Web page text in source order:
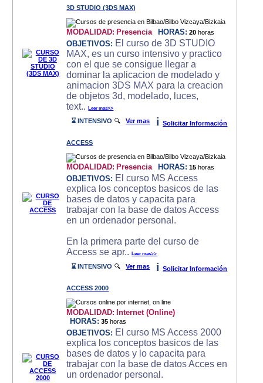
3D STUDIO (3DS MAX)
MODALIDAD: Presencia HORAS: 20 horas
OBJETIVOS: El curso de 3D STUDIO
MAX, es un curso intensivo y practico
con el que se consigue llegar a
dominar la aplicacion de modelado y
animacion 3DS MAX para la creacion
de objetos 3d, modelado, luces,
text..Leer mas>>
⌛ INTENSIVO 🔍Ver mas i Solicitar Información
ACCESS
MODALIDAD: Presencia HORAS: 15 horas
OBJETIVOS: El curso MS Access
explica los conceptos basicos de las
bases de datos y capacita para
trabajar con la base de datos Access
en un ordenador personal.
En la primera parte del curso de
Access se apr..Leer mas>>
⌛ INTENSIVO 🔍Ver mas i Solicitar Información
ACCESS 2000
MODALIDAD: Internet (Online)
HORAS: 35 horas
OBJETIVOS: El curso MS Access 2000
explica los conceptos basicos de las
bases de datos y lo capacita para
trabajar con la base de datos Acces en
un ordenador personal.